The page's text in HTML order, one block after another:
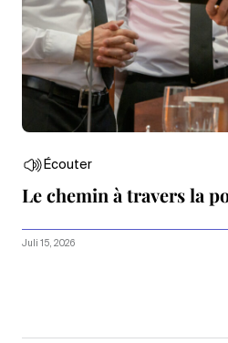
Écouter
Le chemin à travers la
Juli 15, 2026